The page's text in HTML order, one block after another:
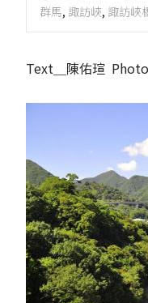
群馬, 諏訪峽, 諏訪峽
Text＿陳佑瑄